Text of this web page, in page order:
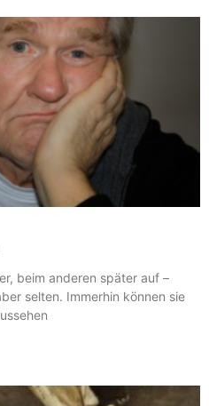
beim anderen später auf –
selten. Immerhin können sie